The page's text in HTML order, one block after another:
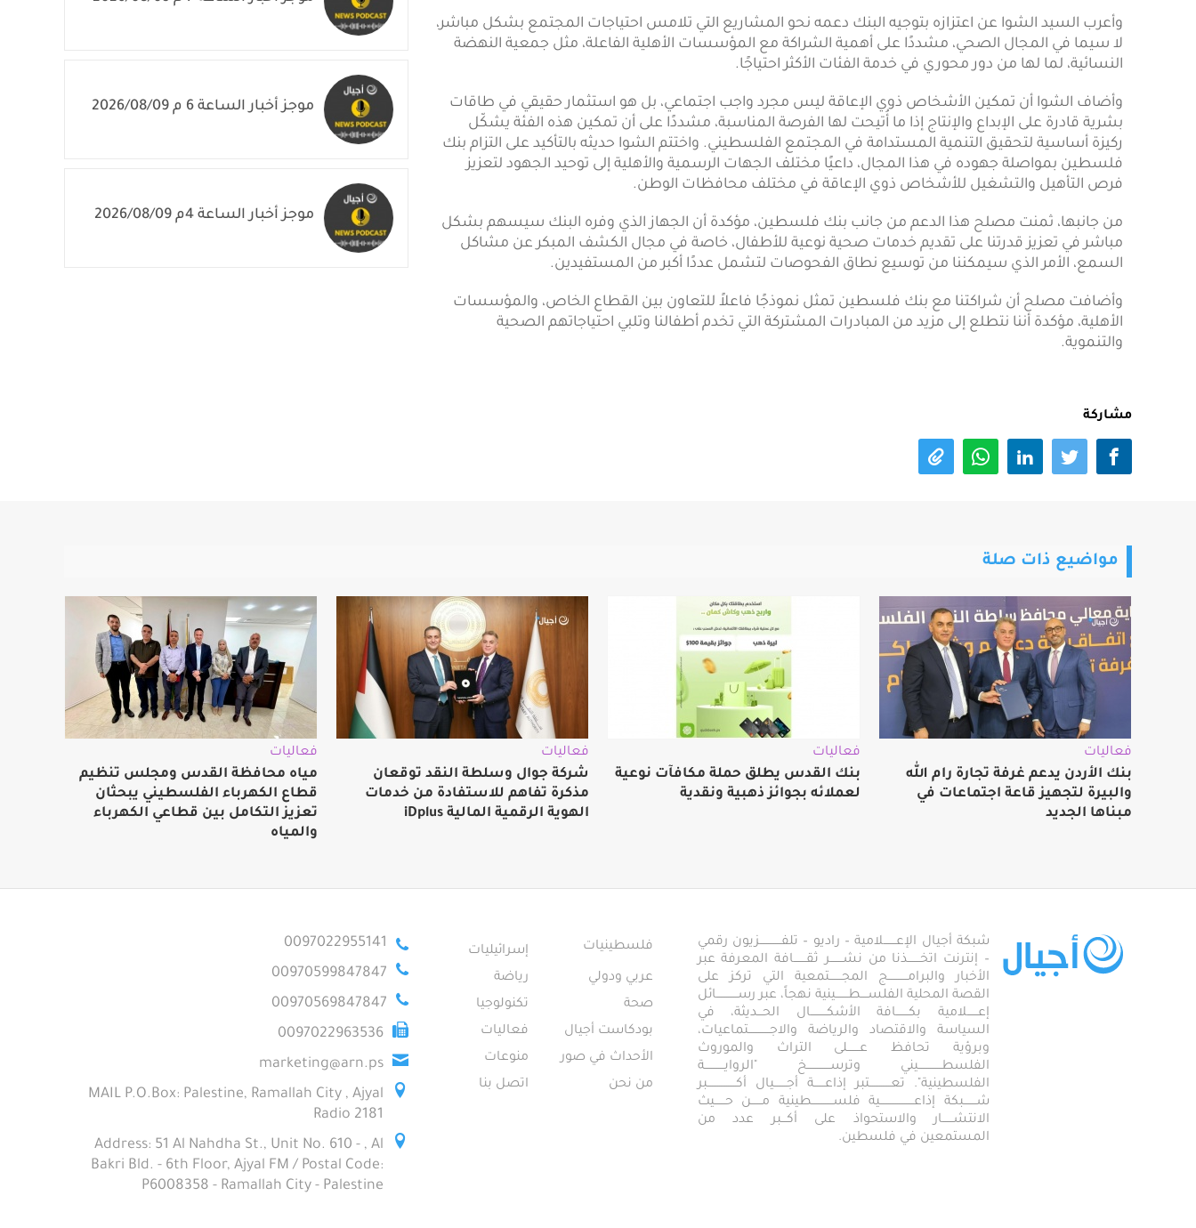
وأعرب السيد الشوا عن اعتزازه بتوجيه البنك دعمه نحو المشاريع التي تلامس احتياجات المجتمع بشكل مباشر،
لا سيما في المجال الصحي، مشددًا على أهمية الشراكة مع المؤسسات الأهلية الفاعلة، مثل جمعية النهضة
النسائية، لما لها من دور محوري في خدمة الفئات الأكثر احتياجًا.
وأضاف الشوا أن تمكين الأشخاص ذوي الإعاقة ليس مجرد واجب اجتماعي، بل هو استثمار حقيقي في طاقات
بشرية قادرة على الإبداع والإنتاج إذا ما أُتيحت لها الفرصة المناسبة، مشددًا على أن تمكين هذه الفئة يشكّل
ركيزة أساسية لتحقيق التنمية المستدامة في المجتمع الفلسطيني. واختتم الشوا حديثه بالتأكيد على التزام بنك
فلسطين بمواصلة جهوده في هذا المجال، داعيًا مختلف الجهات الرسمية والأهلية إلى توحيد الجهود لتعزيز
فرص التأهيل والتشغيل للأشخاص ذوي الإعاقة في مختلف محافظات الوطن.
من جانبها، ثمنت مصلح هذا الدعم من جانب بنك فلسطين، مؤكدة أن الجهاز الذي وفره البنك سيسهم بشكل
مباشر في تعزيز قدرتنا على تقديم خدمات صحية نوعية للأطفال، خاصة في مجال الكشف المبكر عن مشاكل
السمع، الأمر الذي سيمكننا من توسيع نطاق الفحوصات لتشمل عددًا أكبر من المستفيدين.
وأضافت مصلح أن شراكتنا مع بنك فلسطين تمثل نموذجًا فاعلاً للتعاون بين القطاع الخاص، والمؤسسات
الأهلية، مؤكدة أننا نتطلع إلى مزيد من المبادرات المشتركة التي تخدم أطفالنا وتلبي احتياجاتهم الصحية
والتنموية.
مشاركة
موجز أخبار الساعة 6 م 2026/08/09
موجز أخبار الساعة 4م 2026/08/09
مواضيع ذات صلة
فعاليات
بنك الأردن يدعم غرفة تجارة رام الله
والبيرة لتجهيز قاعة اجتماعات في
مبناها الجديد
فعاليات
بنك القدس يطلق حملة مكافآت نوعية
لعملائه بجوائز ذهبية ونقدية
فعاليات
شركة جوال وسلطة النقد توقعان
مذكرة تفاهم للاستفادة من خدمات
الهوية الرقمية المالية iDplus
فعاليات
مياه محافظة القدس ومجلس تنظيم
قطاع الكهرباء الفلسطيني يبحثان
تعزيز التكامل بين قطاعي الكهرباء
والمياه
شبكة أجيال الإعـــــــلامية – راديو – تلفــــــــــــزيون رقمي
– إنترنت اتخـــــــذنا من نشـــــــر ثقـــــــافة المعرفة عبر
الأخبار والبرامـــــــــــج المجـــــــتمعية التي تركز على
القصة المحلية الفلســــطـــــــينية نهجاً، عبر رســــــــــــائل
إعــــــلامية بكـــــــافة الأشكـــــــــال الحـــديثة، في
السياسة والاقتصاد والرياضة والاجــــــــــــتماعيات،
وبرؤية تحافظ عـــــــلى التراث والموروث
الفلسطـــــــــــــيني وترســـــــــــــخ "الروايـــــــــــة
الفلسطينية". تعــــــــــــتبر إذاعــــــة أجـــــــيال أكــــــــــــــــبر
شـــــــبكة إذاعـــــــــــــــــــية فلســــــــــــطينية مــــــن حــــــيث
الانتشــــــار والاستحواذ على أكـــبر عدد من
المستمعين في فلسطين.
فلسطينيات
إسرائيليات
عربي ودولي
رياضة
صحة
تكنولوجيا
بودكاست أجيال
فعاليات
الأحداث في صور
منوعات
من نحن
اتصل بنا
0097022955141
00970599847847
00970569847847
0097022963536
marketing@arn.ps
MAIL P.O.Box: Palestine, Ramallah City , Ajyal
Radio 2181
Address: 51 Al Nahdha St., Unit No. 610 - , Al
Bakri Bld. - 6th Floor, Ajyal FM / Postal Code:
P6008358 - Ramallah City - Palestine